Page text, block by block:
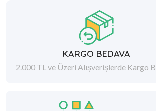
KARGO BEDAVA
2.000 TL ve Üzeri Alışverişlerde Kargo